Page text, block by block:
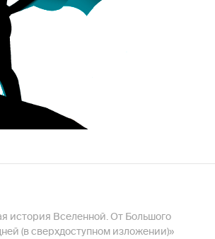
история Вселенной. От Большого
(в сверхдоступном изложении)»